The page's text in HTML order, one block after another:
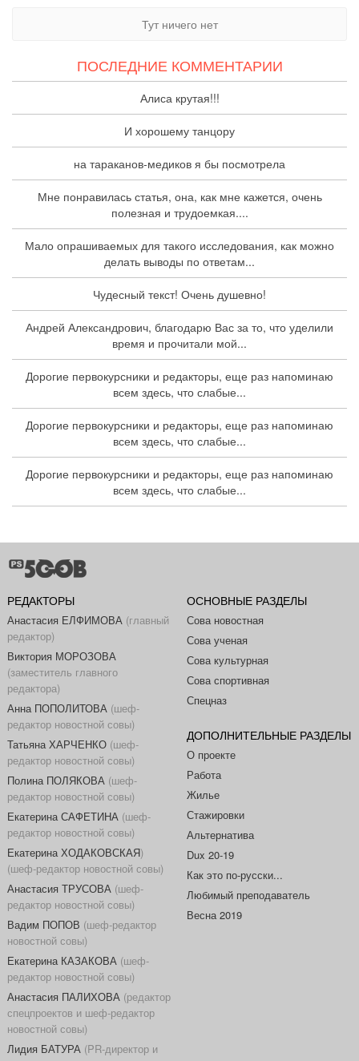
Тут ничего нет
ПОСЛЕДНИЕ КОММЕНТАРИИ
Алиса крутая!!!
И хорошему танцору
на тараканов-медиков я бы посмотрела
Мне понравилась статья, она, как мне кажется, очень
полезная и трудоемкая....
Мало опрашиваемых для такого исследования, как можно
делать выводы по ответам...
Чудесный текст! Очень душевно!
Андрей Александрович, благодарю Вас за то, что уделили
время и прочитали мой...
Дорогие первокурсники и редакторы, еще раз напоминаю
всем здесь, что слабые...
Дорогие первокурсники и редакторы, еще раз напоминаю
всем здесь, что слабые...
Дорогие первокурсники и редакторы, еще раз напоминаю
всем здесь, что слабые...
РЕДАКТОРЫ
Анастасия ЕЛФИМОВА (главный
редактор)
Виктория МОРОЗОВА
(заместитель главного
редактора)
Анна ПОПОЛИТОВА (шеф-
редактор новостной совы)
Татьяна ХАРЧЕНКО(шеф-
редактор новостной совы)
Полина ПОЛЯКОВА (шеф-
редактор новостной совы)
Екатерина САФЕТИНА (шеф-
редактор новостной совы)
Екатерина ХОДАКОВСКАЯ)
(шеф-редактор новостной совы)
Анастасия ТРУСОВА (шеф-
редактор новостной совы)
Вадим ПОПОВ (шеф-редактор
новостной совы)
Екатерина КАЗАКОВА (шеф-
редактор новостной совы)
Анастасия ПАЛИХОВА (редактор
спецпроектов и шеф-редактор
новостной совы)
Лидия БАТУРА (PR-директор и
ОСНОВНЫЕ РАЗДЕЛЫ
Сова новостная
Сова ученая
Сова культурная
Сова спортивная
Спецназ
ДОПОЛНИТЕЛЬНЫЕ РАЗДЕЛЫ
О проекте
Работа
Жилье
Стажировки
Альтернатива
Dux 20-19
Как это по-русски...
Любимый преподаватель
Весна 2019